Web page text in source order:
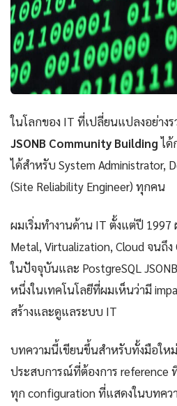
ในโลกของ IT ที่เปลี่ยนแปลงอย่างร
JSONB Community Buildingได้
ได้สำหรับ System Administrator,
(Site Reliability Engineer) ทุกคน
ผมเริ่มทำงานด้าน IT ตั้งแต่ปี 1997
Metal, Virtualization, Cloud จนถึ
ในปัจจุบันและ PostgreSQL
หนึ่งในเทคโนโลยีที่ผมเห็นว่ามี
สร้างและดูแลระบบ IT
บทความนี้เขียนขึ้นสำหรับทั้งมือให
ประสบการณ์ที่ต้องการ reference
ทุก configuration ที่แสดงในบทค